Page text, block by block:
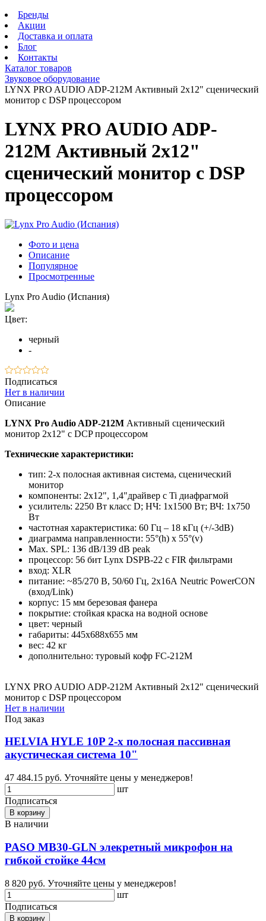
Бренды
Акции
Доставка и оплата
Блог
Контакты
Каталог товаров
Звуковое оборудование
LYNX PRO AUDIO ADP-212M Активный 2x12" сценический
монитор с DSP процессором
LYNX PRO AUDIO ADP-
212M Активный 2x12"
сценический монитор с DSP
процессором
Фото и цена
Описание
Популярное
Просмотренные
Lynx Pro Audio (Испания)
Цвет:
черный
-
Подписаться
Нет в наличии
Описание
LYNX Pro Audio ADP-212M Активный сценический
монитор 2x12" с DCP процессором
Технические характеристики:
тип: 2-х полосная активная система, сценический
монитор
компоненты: 2x12", 1,4"драйвер с Ti диафрагмой
усилитель: 2250 Вт класс D; НЧ: 1х1500 Вт; ВЧ: 1х750
Вт
частотная характеристика: 60 Гц – 18 кГц (+/-3dB)
диаграмма направленности: 55°(h) х 55°(v)
Max. SPL: 136 dB/139 dB peak
процессор: 56 бит Lynx DSPB-22 с FIR фильтрами
вход: XLR
питание: ~85/270 В, 50/60 Гц, 2x16А Neutric PowerCON
(вход/Link)
корпус: 15 мм березовая фанера
покрытие: стойкая краска на водной основе
цвет: черный
габариты: 445х688х655 мм
вес: 42 кг
дополнительно: туровый кофр FC-212M
LYNX PRO AUDIO ADP-212M Активный 2x12" сценический
монитор с DSP процессором
Нет в наличии
Под заказ
HELVIA HYLE 10P 2-х полосная пассивная
акустическая система 10"
47 484.15 руб. Уточняйте цены у менеджеров!
шт
Подписаться
В корзину
В наличии
PASO MB30-GLN элекретный микрофон на
гибкой стойке 44см
8 820 руб. Уточняйте цены у менеджеров!
шт
Подписаться
В корзину